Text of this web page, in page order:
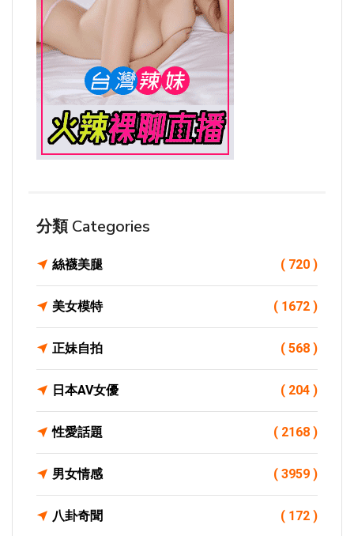
分類 Categories
絲襪美腿 ( 720 )
美女模特 ( 1672 )
正妹自拍 ( 568 )
日本AV女優 ( 204 )
性愛話題 ( 2168 )
男女情感 ( 3959 )
八卦奇聞 ( 172 )